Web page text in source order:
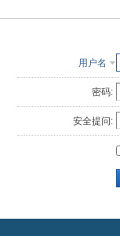
用户名
密码:
安全提问: